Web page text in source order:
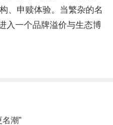
、申赎体验。当繁杂的名
入一个品牌溢价与生态博
潮”